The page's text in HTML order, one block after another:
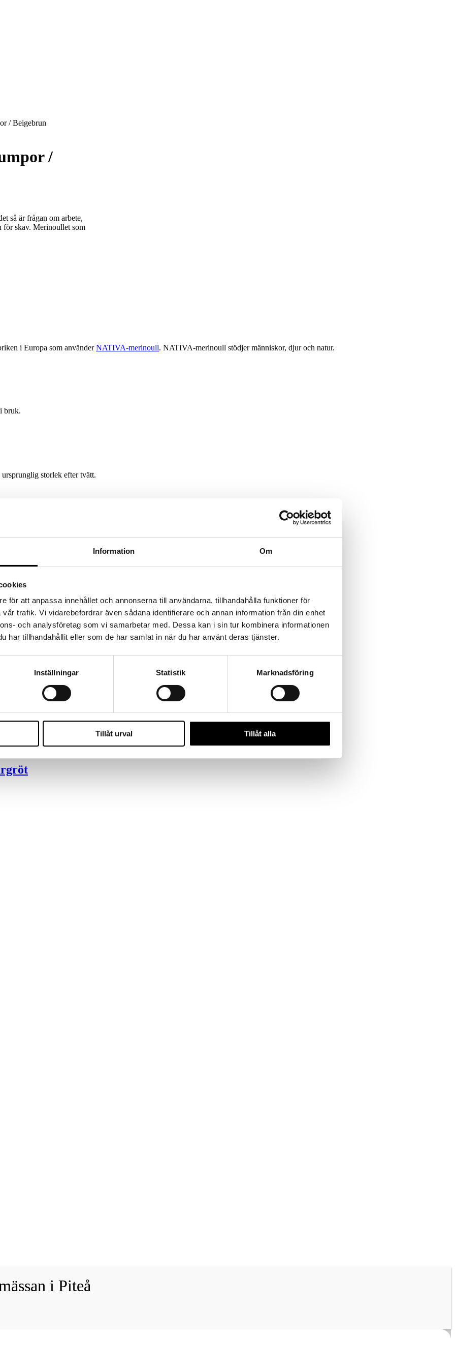
Information Om
för att anpassa innehållet och annonserna till användarna, tillhandahålla funktioner för
trafik. Vi vidarebefordrar även sådana identifierare och annan information från din enhet
och analysföretag som vi samarbetar med. Dessa kan i sin tur kombinera informationen
har tillhandahållit eller som de har samlat in när du har använt deras tjänster.
Inställningar Statistik Marknadsföring
Tillåt urval Tillåt alla
/ Beigebrun
/
så är frågan om arbete,
för skav. Merinoullet som
i Europa som använderNATIVA-merinoull. NATIVA-merinoull stödjer människor, djur och natur.
bruk.
storlek efter tvätt.
pack (35-38)
Svart
i Piteå